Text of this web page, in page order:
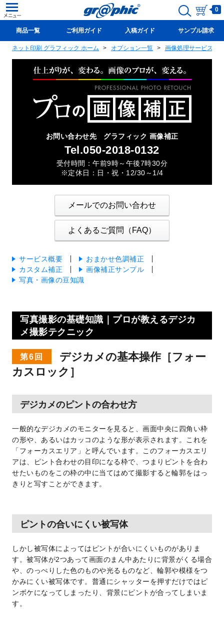
0
商品一覧 ご利用ガイド 入稿ガイド サンプル請求
新規会員登録(無料)
ネット印刷 グラフィック ホーム オプション一覧 画像処理サービス一
お問い合わせ先 グラフィック 画像補正
Tel.050-2018-0132
受付時間：午前9時～午後7時30分
定休日：日・祝・12/30～1/4
メールでのお問い合わせ
よくあるご質問（FAQ）
サービス概要
おまかせ色調補正
カスタム補正
画像補正サンプル
写真・画像の豆知識
写真撮影の基礎知識｜プロが教えるデジカ
メ撮影テクニック
第6回
デジカメの基本操作［フォー
カスロック］
デジカメのピントの合わせ方
一般的なデジカメのモニターを見ると、画面中央に四角い枠
の形や、あるいはカッコのような形が表示されます。これを
「フォーカスエリア」と呼んでいます。このフォーカスエリ
アは、ピント合わせの目印になる枠で、つまりピントを合わ
せたいものをこの枠の中に当てはめて撮影すると輪郭をはっ
きりと写すことができます。
ピントの合いにくい被写体
しかし被写体によってはピントが合いにくいものがありま
す。被写体が2つあって画面のまん中あたりに背景がくる場合
や、のっぺりした色のものや光るものなど、輪郭や模様をつ
かみにくい被写体です。普通にシャッターを押すだけではピ
ンボケになってしまったり、背景にピントが合ってしまいま
す。